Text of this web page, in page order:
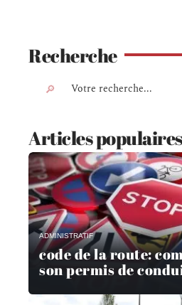
Recherche
Articles populaires
ADMINISTRATIF
code de la route:
son permis de